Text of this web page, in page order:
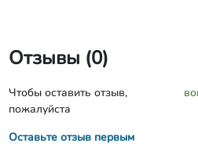
Отзывы (0)
Чтобы оставить отзыв,
пожалуйста
Оставьте отзыв первым